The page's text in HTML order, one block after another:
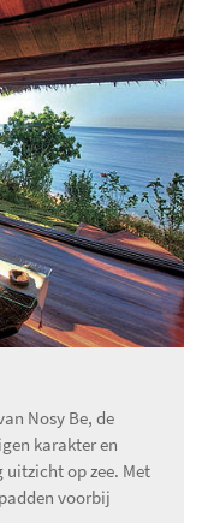
Nosy Be, de
karakter en
uitzicht op zee. Met
voorbij